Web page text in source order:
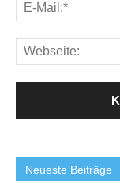
Neueste Beiträge